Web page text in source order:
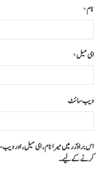
نام*
ای میل*
ویب‌ سائٹ
اس براؤزر میں میرا نام، ای میل، اور ویب
کرنے کےلیے۔